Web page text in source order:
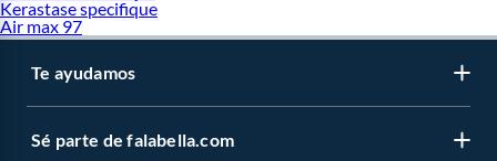
Kerastase specifique
Air max 97
Te ayudamos
Sé parte de falabella.com